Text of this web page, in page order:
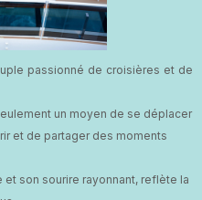
passionné de croisières et de
un moyen de se déplacer
et de partager des moments
et son sourire rayonnant, reflète la